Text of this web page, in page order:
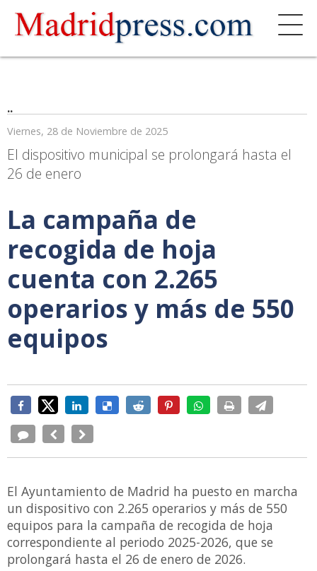
..
Viernes, 28 de Noviembre de 2025
El dispositivo municipal se prolongará hasta el
26 de enero
La campaña de
recogida de hoja
cuenta con 2.265
operarios y más de 550
equipos
El Ayuntamiento de Madrid ha puesto en marcha
un dispositivo con 2.265 operarios y más de 550
equipos para la campaña de recogida de hoja
correspondiente al periodo 2025-2026, que se
prolongará hasta el 26 de enero de 2026.